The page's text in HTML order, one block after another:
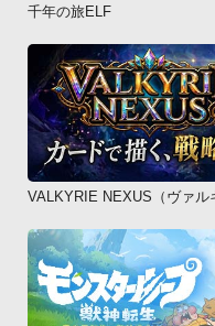
千年の旅ELF
VALKYRIE NEXUS（ヴァル